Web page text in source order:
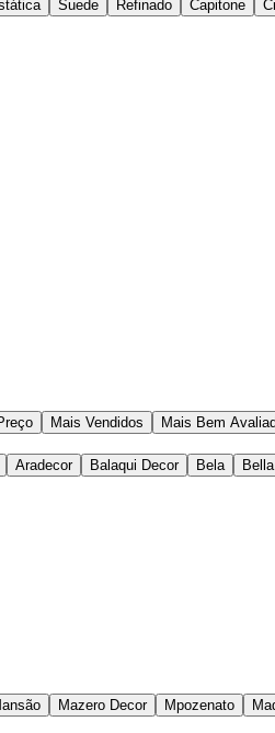
Suede Refinado Capitone
Mais Vendidos Mais Bem
Aradecor Balaqui Decor Bela
Mazero Decor Mpozenato